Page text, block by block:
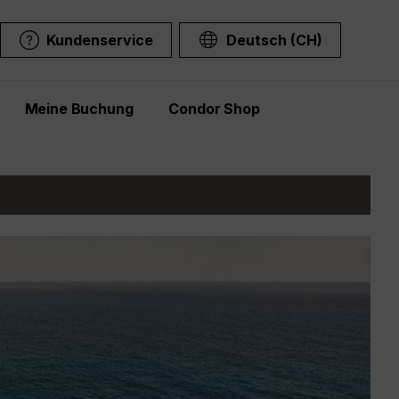
Kundenservice Deutsch (CH)
Meine Buchung Condor Shop